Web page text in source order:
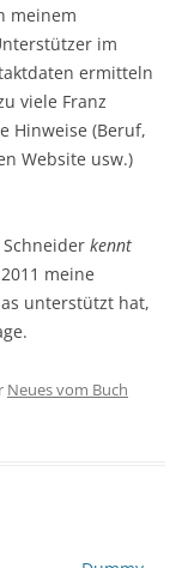
meinem
im
ermitteln
viele Franz
Hinweise (Beruf,
Website usw.)
kennt
meine
unterstützt hat,
Neues vom Buch